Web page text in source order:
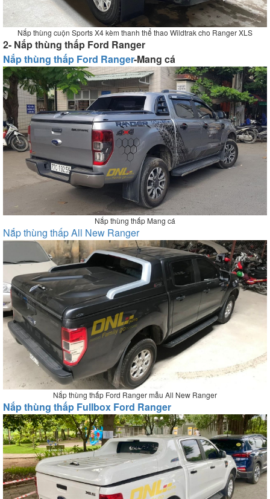
Nắp thùng cuộn Sports X4 kèm thanh thể thao Wildtrak cho Ranger XLS
2- Nắp thùng thấp Ford Ranger
Nắp thùng thấp Ford Ranger-Mang cá
Nắp thùng thấp Mang cá
Nắp thùng thấp All New Ranger
Nắp thùng thấp Ford Ranger mẫu All New Ranger
Nắp thùng thấp Fullbox Ford Ranger